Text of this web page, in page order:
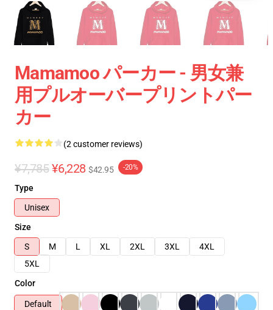
Mamamoo パーカー - 男女兼
用プルオーバープリントパー
カー
(2 customer reviews)
¥7,785 ¥6,228 $42.95 -20%
Type
Unisex
Size
S
M L XL 2XL 3XL
4XL
5XL
Color
Default